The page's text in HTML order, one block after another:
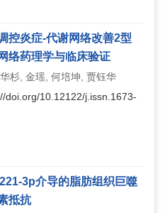
控炎症-代谢网络改善2型
络药理学与临床验证
杉, 金瑶, 何培坤, 贾钰华
doi.org/10.12122/j.issn.1673-
3p介导的脂肪组织巨噬
抵抗